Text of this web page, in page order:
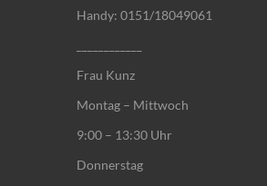
Handy: 0151/18049061
Frau Kunz
Montag – Mittwoch
9:00 – 13:30 Uhr
Donnerstag